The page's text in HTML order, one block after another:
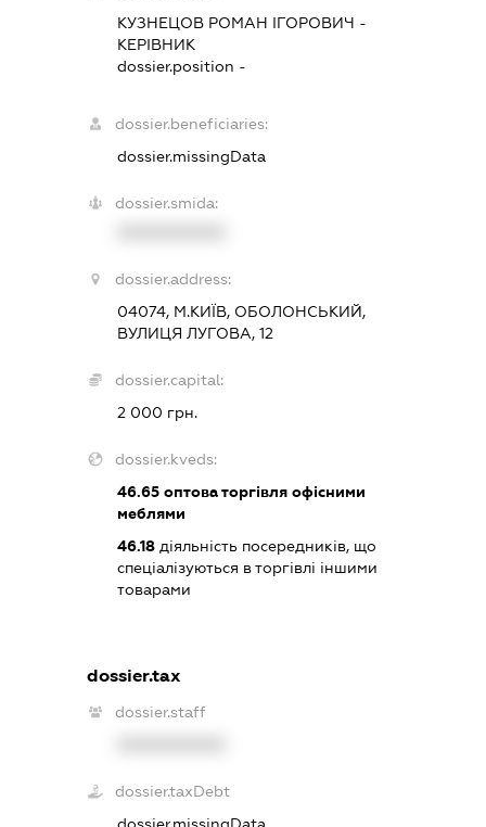
КУЗНЕЦОВ РОМАН ІГОРОВИЧ -
КЕРІВНИК
dossier.position -
dossier.beneficiaries:
dossier.missingData
dossier.smida:
dossier.address:
04074, М.КИЇВ, ОБОЛОНСЬКИЙ,
ВУЛИЦЯ ЛУГОВА, 12
dossier.capital:
2 000 грн.
dossier.kveds:
46.65оптова торгівля офісними
меблями
46.18діяльність посередників, що
спеціалізуються в торгівлі іншими
товарами
dossier.tax
dossier.staff
dossier.taxDebt